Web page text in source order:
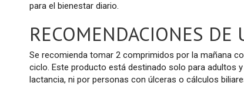
para el bienestar diario.
RECOMENDACIONES DE
Se recomienda tomar 2 comprimidos por la mañana
ciclo. Este producto está destinado solo para adultos
lactancia, ni por personas con úlceras o cálculos